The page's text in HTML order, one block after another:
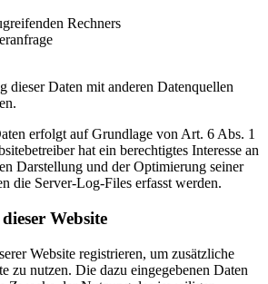
Rechners
dieser Daten mit anderen Datenquellen
erfolgt auf Grundlage von Art. 6 Abs. 1
hat ein berechtigtes Interesse an
Darstellung und der Optimierung seiner
die Server-Log-Files erfasst werden.
Website
Website registrieren, um zusätzliche
zu nutzen. Die dazu eingegebenen Daten